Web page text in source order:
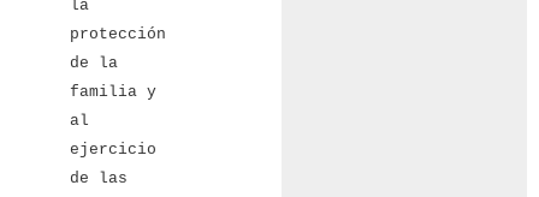
la
protección
de la
familia y
al
ejercicio
de las